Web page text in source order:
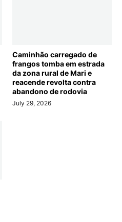
Caminhão carregado de
frangos tomba em estrada
da zona rural de Mari e
reacende revolta contra
abandono de rodovia
July 29, 2026